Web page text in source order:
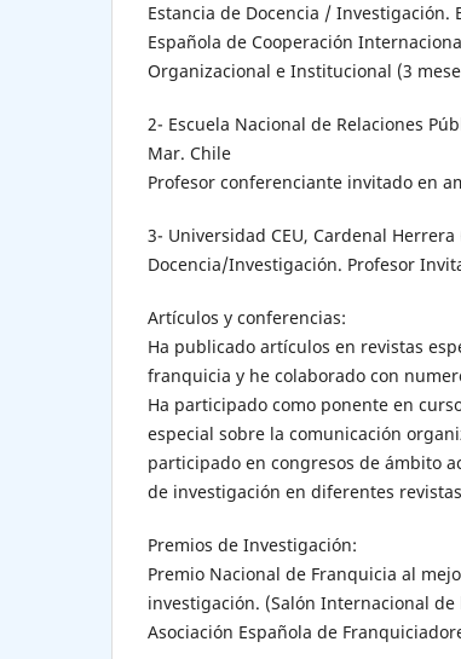
Estancia de Docencia / Investigación.
Española de Cooperación
Organizacional e Institucional (3
2- Escuela Nacional de Relaciones
Mar. Chile
Profesor conferenciante invitado en
3- Universidad CEU, Cardenal Herrera
Docencia/Investigación. Profesor
Artículos y conferencias:
Ha publicado artículos en revistas
franquicia y he colaborado con
Ha participado como ponente en
especial sobre la comunicación
participado en congresos de ámbito
de investigación en diferentes
Premios de Investigación:
Premio Nacional de Franquicia al
investigación. (Salón Internacional de
Asociación Española de